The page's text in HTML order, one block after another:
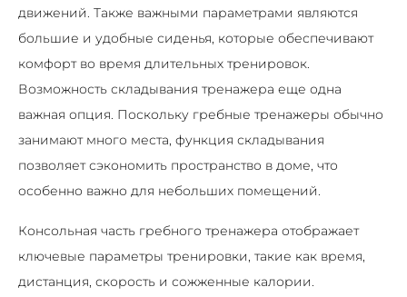
движений. Также важными параметрами являются
большие и удобные сиденья, которые обеспечивают
комфорт во время длительных тренировок.
Возможность складывания тренажера еще одна
важная опция. Поскольку гребные тренажеры обычно
занимают много места, функция складывания
позволяет сэкономить пространство в доме, что
особенно важно для небольших помещений.
Консольная часть гребного тренажера отображает
ключевые параметры тренировки, такие как время,
дистанция, скорость и сожженные калории.